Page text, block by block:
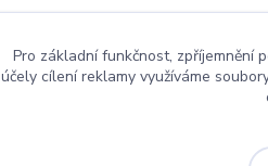
Pro základní funkčnost, zpříjemnění
účely cílení reklamy využíváme